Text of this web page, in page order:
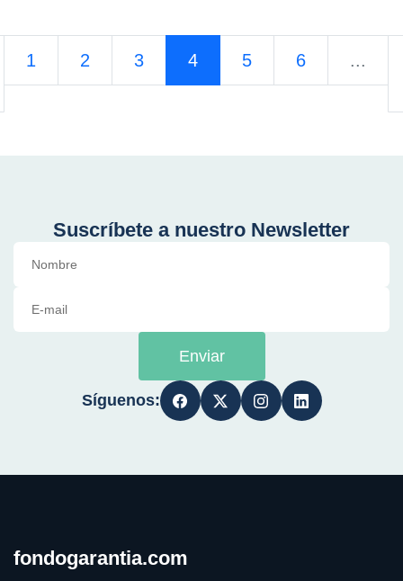
1 2 3 4 5 6 ...
Suscríbete a nuestro Newsletter
Enviar
Síguenos:
fondogarantia.com